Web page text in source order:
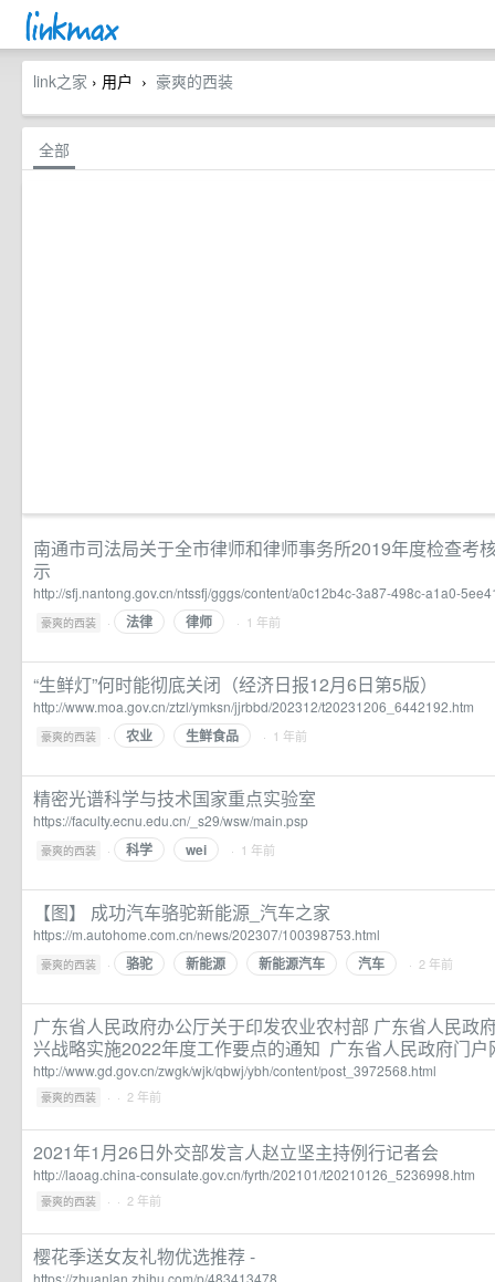
link之家 › 用户 › 豪爽的西装
全部
南通市司法局关于全市律师和律师事务所2019年度检查考
示
http://sfj.nantong.gov.cn/ntssfj/gggs/content/a0c12b4c-3a87-498c-a1a0-
豪爽的西装 · 法律 律师 · 1 年前
“生鲜灯”何时能彻底关闭（经济日报12月6日第5版）
http://www.moa.gov.cn/ztzl/ymksn/jjrbbd/202312/t20231206_6442192.htm
豪爽的西装 · 农业 生鲜食品 · 1 年前
精密光谱科学与技术国家重点实验室
https://faculty.ecnu.edu.cn/_s29/wsw/main.psp
豪爽的西装 · 科学 wei · 1 年前
【图】 成功汽车骆驼新能源_汽车之家
https://m.autohome.com.cn/news/202307/100398753.html
豪爽的西装 · 骆驼 新能源 新能源汽车 汽车 · 2 年前
广东省人民政府办公厅关于印发农业农村部 广东省人民政
兴战略实施2022年度工作要点的通知 广东省人民政府门户
http://www.gd.gov.cn/zwgk/wjk/qbwj/ybh/content/post_3972568.html
豪爽的西装 · · 2 年前
2021年1月26日外交部发言人赵立坚主持例行记者会
http://laoag.china-consulate.gov.cn/fyrth/202101/t20210126_5236998.htm
豪爽的西装 · · 2 年前
樱花季送女友礼物优选推荐 -
https://zhuanlan.zhihu.com/p/483413478